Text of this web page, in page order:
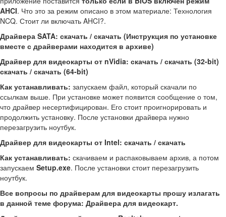
AHCI. Что это за режим описано в этом материале: Технология
NCQ. Стоит ли включать AHCI?.
Драйвера SATA: скачать / скачать (Инструкция по установке
вместе с драйверами находится в архиве)
Драйвер для видеокарты от nVidia: скачать / скачать (32-bit)
скачать / скачать (64-bit)
Как устанавливать: запускаем файл, который скачали по
ссылкам выше. При установке может появится сообщение о том,
что драйвер несертифицирован. Его стоит проигнорировать и
продолжить установку. После установки драйвера нужно
перезагрузить ноутбук.
Драйвер для видеокарты от Intel: скачать / скачать
Как устанавливать: скачиваем и распаковываем архив, а потом
запускаем Setup.exe. После установки стоит перезагрузить
ноутбук.
Все вопросы по драйверам для видеокарты прошу излагать
в данной теме форума: Драйвера для видеокарт.